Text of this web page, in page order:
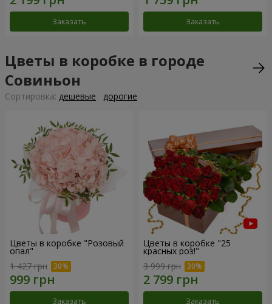
Заказать Заказать
Цветы в коробке в городе
Совиньон
Cортировка: дешевые дорогие
Цветы в коробке "Розовый
опал"
1 427 грн
Заказать
Цветы в коробке "25
красных роз!"
3 999 грн
Заказать